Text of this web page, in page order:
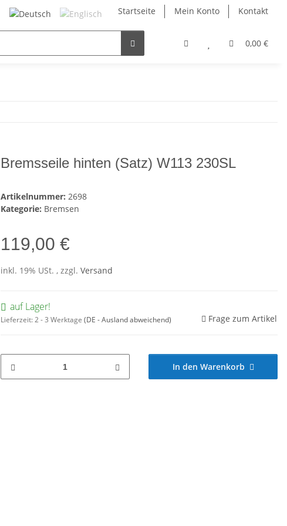
Startseite Mein Konto Kontakt
0,00 €
Bremsseile hinten (Satz) W113 230SL
Artikelnummer: 2698
Kategorie: Bremsen
119,00 €
inkl. 19% USt. , zzgl. Versand
auf Lager!
Lieferzeit:2 - 3 Werktage (DE - Ausland abweichend) Frage zum Artikel
In den Warenkorb